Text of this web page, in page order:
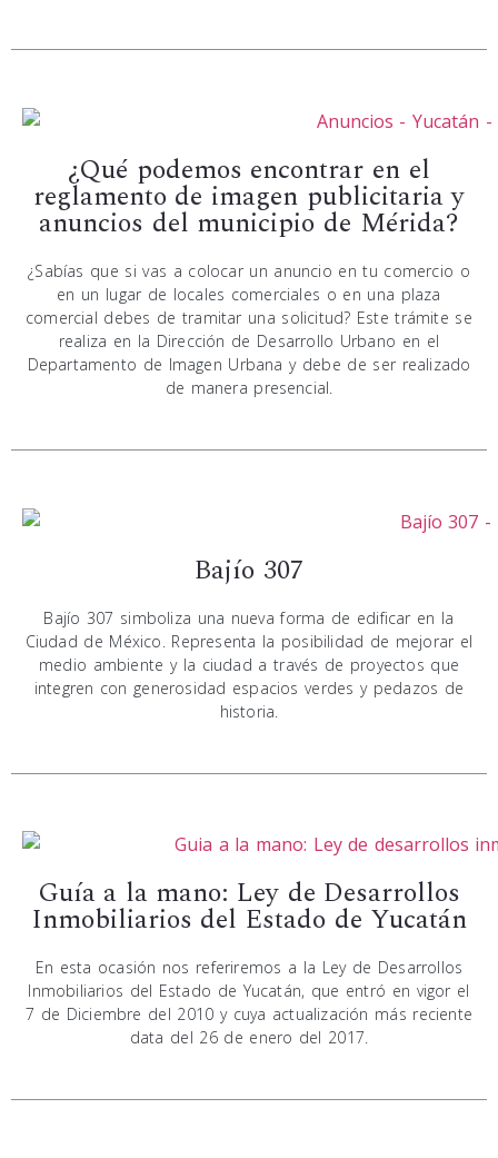
¿Qué podemos encontrar en el
reglamento de imagen publicitaria y
anuncios del municipio de Mérida?
¿Sabías que si vas a colocar un anuncio en tu comercio o
en un lugar de locales comerciales o en una plaza
comercial debes de tramitar una solicitud? Este trámite se
realiza en la Dirección de Desarrollo Urbano en el
Departamento de Imagen Urbana y debe de ser realizado
de manera presencial.
Bajío 307
Bajío 307 simboliza una nueva forma de edificar en la
Ciudad de México. Representa la posibilidad de mejorar el
medio ambiente y la ciudad a través de proyectos que
integren con generosidad espacios verdes y pedazos de
historia.
Guía a la mano: Ley de Desarrollos
Inmobiliarios del Estado de Yucatán
En esta ocasión nos referiremos a la Ley de Desarrollos
Inmobiliarios del Estado de Yucatán, que entró en vigor el
7 de Diciembre del 2010 y cuya actualización más reciente
data del 26 de enero del 2017.